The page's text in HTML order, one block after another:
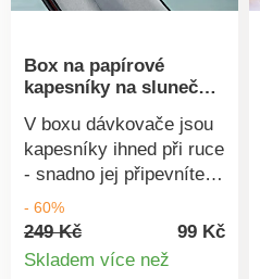
Box na papírové
kapesníky na sluneční
V boxu dávkovače jsou
kapesníky ihned při ruce
- snadno jej připevníte
na sluneční clonu. Také
na roušky nebo
ubrousky.
- 60%
249 Kč
99 Kč
Skladem více než